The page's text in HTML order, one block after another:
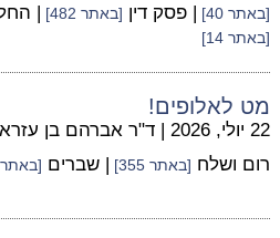
[באתר 40] | פסק דין [באתר 482] |
[באתר 14]
מט לאלופים!
22 יולי, 2026 | ד"ר אברהם בן עזרא
רום ושלח [באתר 355] | שברים [באתר 98]